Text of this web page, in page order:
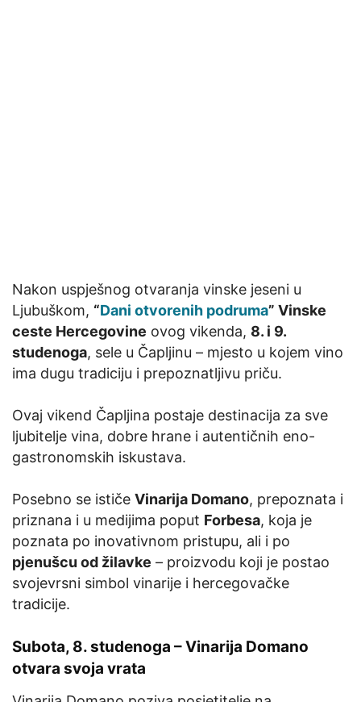
Nakon uspješnog otvaranja vinske jeseni u
Ljubuškom, “Dani otvorenih podruma” Vinske
ceste Hercegovine ovog vikenda, 8. i 9.
studenoga, sele u Čapljinu – mjesto u kojem vino
ima dugu tradiciju i prepoznatljivu priču.
Ovaj vikend Čapljina postaje destinacija za sve
ljubitelje vina, dobre hrane i autentičnih eno-
gastronomskih iskustava.
Posebno se ističe Vinarija Domano, prepoznata i
priznana i u medijima poput Forbesa, koja je
poznata po inovativnom pristupu, ali i po
pjenušcu od žilavke – proizvodu koji je postao
svojevrsni simbol vinarije i hercegovačke
tradicije.
Subota, 8. studenoga – Vinarija Domano
otvara svoja vrata